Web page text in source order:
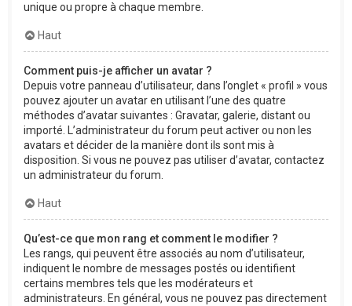
unique ou propre à chaque membre.
Haut
Comment puis-je afficher un avatar ?
Depuis votre panneau d’utilisateur, dans l’onglet « profil » vous
pouvez ajouter un avatar en utilisant l’une des quatre
méthodes d’avatar suivantes : Gravatar, galerie, distant ou
importé. L’administrateur du forum peut activer ou non les
avatars et décider de la manière dont ils sont mis à
disposition. Si vous ne pouvez pas utiliser d’avatar, contactez
un administrateur du forum.
Haut
Qu’est-ce que mon rang et comment le modifier ?
Les rangs, qui peuvent être associés au nom d’utilisateur,
indiquent le nombre de messages postés ou identifient
certains membres tels que les modérateurs et
administrateurs. En général, vous ne pouvez pas directement